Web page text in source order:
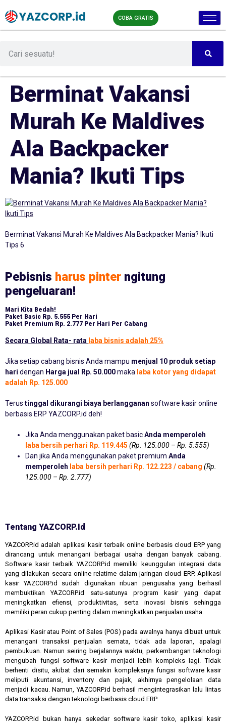
COBA GRATIS
Berminat Vakansi
Murah Ke Maldives
Ala Backpacker
Mania? Ikuti Tips
Berminat Vakansi Murah Ke Maldives Ala Backpacker Mania? Ikuti
Tips 6
Pebisnis harus pinter ngitung
pengeluaran!
Mari Kita Bedah!
Paket Basic Rp. 5.555 Per Hari
Paket Premium Rp. 2.777 Per Hari Per Cabang
Secara Global Rata- rata laba bisnis adalah 25%
Jika setiap cabang bisnis Anda mampu menjual 10 produk setiap
hari dengan Harga jual Rp. 50.000maka laba kotor yang didapat
adalah Rp. 125.000
Terus tinggal dikurangi biaya berlangganan software kasir online
berbasis ERP YAZCORP.id deh!
Jika Anda menggunakan paket basicAnda memperoleh
laba bersih perhari Rp. 119.445 (Rp. 125.000 – Rp. 5.555)
Dan jika Anda menggunakan paket premium Anda
memperoleh laba bersih perhari Rp. 122.223 / cabang (Rp.
125.000 – Rp. 2.777)
Tentang YAZCORP.id
YAZCORP.id adalah aplikasi kasir terbaik online berbasis cloud ERP yang
dirancang untuk menangani berbagai usaha dengan banyak cabang.
Software kasir terbaik YAZCORP.id memiliki keunggulan integrasi data
yang dilakukan secara online relatime dalam jaringan cloud ERP. Aplikasi
kasir YAZCORP.id sudah digunakan ribuan pengusaha yang berhasil
membuktikan YAZCORP.id satu-satunya program kasir yang dapat
meningkatkan efiensi, produktivitas, serta inovasi bisnis sehingga
memiliki peran cukup penting dalam meningkatkan penjualan usaha.
Aplikasi Kasir atau Point of Sales (POS) pada awalnya hanya dibuat untuk
menangani transaksi penjualan semata, tidak ada laporan, apalagi
pembukuan. Namun seiring berjalannya waktu, perkembangan teknologi
mengubah fungsi software kasir menjadi lebih kompleks lagi. Tidak
berhenti disitu, akibat dari semakin kompleksnya fungsi software kasir
meliputi akuntansi, inventory dan pajak, akhirnya pengelolaan data
menjadi kacau. Namun, YAZCORP.id berhasil mengintegrasikan lalu lintas
data transaksi dengan teknologi berbasis cloud ERP.
YAZCORP.id bukan hanya sekedar software kasir toko, aplikasi kasir